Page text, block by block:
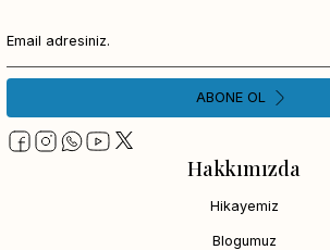
Hakkımızda
Hikayemiz
Blogumuz
ABONE OL